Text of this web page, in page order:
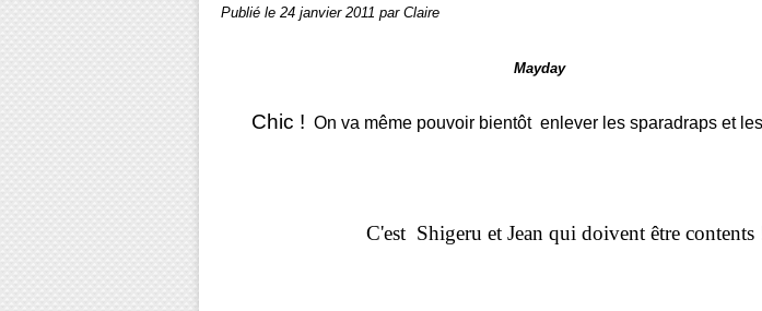
Publié le 24 janvier 2011 par Claire
Mayday
Chic ! On va même pouvoir bientôt enlever les sparadraps et
C'est Shigeru et Jean qui doivent être contents